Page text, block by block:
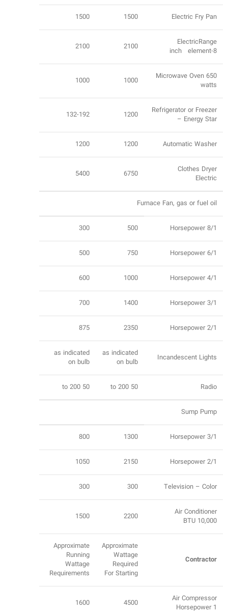
Electric Fry Pan
1500
1500
ElectricRange
8-inch element
2100
2100
Microwave Oven 650
watts
1000
1000
Refrigerator or Freezer
– Energy Star
1200
132-192
Automatic Washer
1200
1200
Clothes Dryer
Electric
6750
5400
Furnace Fan, gas or fuel oil
8/1 Horsepower
500
300
6/1 Horsepower
750
500
4/1 Horsepower
1000
600
3/1 Horsepower
1400
700
2/1 Horsepower
2350
875
Incandescent Lights
as indicated
on bulb
as indicated
on bulb
Radio
50 to 200
50 to 200
Sump Pump
3/1 Horsepower
1300
800
2/1 Horsepower
2150
1050
Television – Color
300
300
Air Conditioner
10,000 BTU
2200
1500
Contractor
Approximate
Wattage
Required
For Starting
Approximate
Running
Wattage
Requirements
Air Compressor
1 Horsepower
4500
1600